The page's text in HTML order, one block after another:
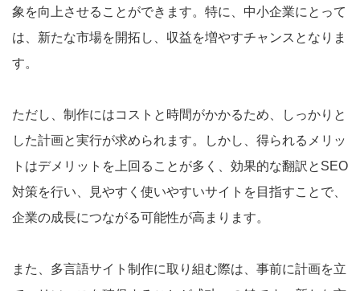
象を向上させることができます。特に、中小企業にとって
は、新たな市場を開拓し、収益を増やすチャンスとなりま
す。
ただし、制作にはコストと時間がかかるため、しっかりと
した計画と実行が求められます。しかし、得られるメリッ
トはデメリットを上回ることが多く、効果的な翻訳とSEO
対策を行い、見やすく使いやすいサイトを目指すことで、
企業の成長につながる可能性が高まります。
また、多言語サイト制作に取り組む際は、事前に計画を立